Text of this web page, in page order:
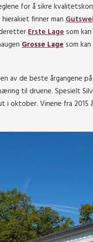
for å sikre
finner man
Erste Lagesom
Grosse Lagesom
av de beste årgangene
til druene. Spesielt
i oktober. Vinene fra